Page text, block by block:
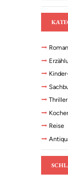
Roman
Thriller
Reise